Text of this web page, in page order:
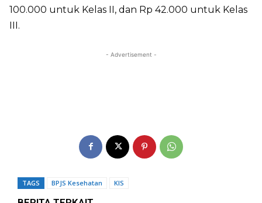
100.000 untuk Kelas II, dan Rp 42.000 untuk Kelas
III.
- Advertisement -
TAGS BPJS Kesehatan KIS